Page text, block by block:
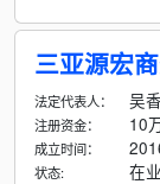
三亚源宏
法定代表人： 吴香
注册资金： 10
成立时间：
状态: 在